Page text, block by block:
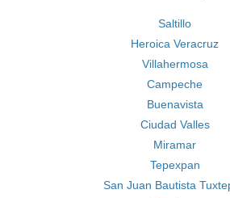
Saltillo
Heroica Veracruz
Villahermosa
Campeche
Buenavista
Ciudad Valles
Miramar
Tepexpan
San Juan Bautista